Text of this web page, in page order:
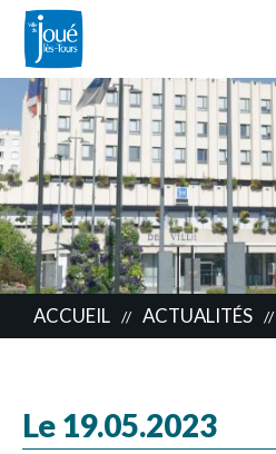
Aller
contenu
principal
ACCUEIL // ACTUALITÉS //
Le 19.05.2023